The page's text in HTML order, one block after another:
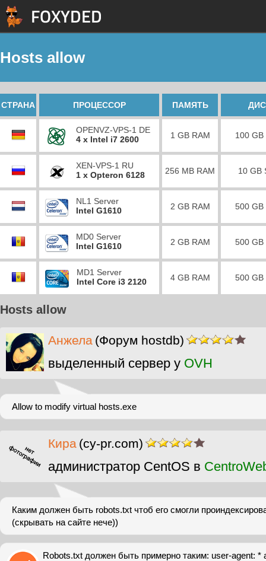
Hosts allow
СТРАНА ПРОЦЕССОР ПАМЯТЬ
OPENVZ-VPS-1 DE
4 x Intel i7 2600
1 GB RAM 100 GB
XEN-VPS-1 RU
1 x Opteron 6128
256 MB RAM 10 GB
NL1 Server
Intel G1610
2 GB RAM 500 GB
MD0 Server
Intel G1610
2 GB RAM 500 GB
MD1 Server
Intel Core i3 2120
4 GB RAM 500 GB
Hosts allow
Анжела (Форум hostdb)
выделенный сервер у OVH
Allow to modify virtual hosts.exe
Кира (cy-pr.com)
администратор CentOS в
Каким должен быть robots.txt чтоб его смогли
(скрывать на сайте нече))
Robots.txt должен быть примерно таким: user-agent: *